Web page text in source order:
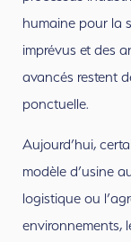
humaine pour la
imprévus et des
avancés restent
ponctuelle.
Aujourd’hui,
modèle d’usine
logistique ou
environnements,